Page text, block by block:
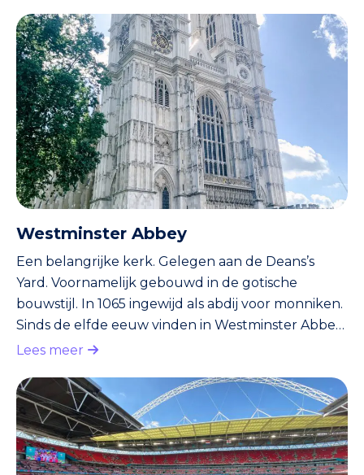
voor het jaar 2000 klaar moeten zijn. Niemand
trouwens in Newcastle die daar nog over zeurt.
Iedereen is trots op de brug, die elke avond in een
andere kleur verlicht wordt. Vlakbij de brug, en
aan de Tyne, vind je het m
Westminster Abbey
Een belangrijke kerk. Gelegen aan de Deans’s
Yard. Voornamelijk gebouwd in de gotische
bouwstijl. In 1065 ingewijd als abdij voor monniken.
Sinds de elfde eeuw vinden in Westminster Abbey
koninklijke begrafenissen, trouwerijen en
beroemdheden begraven, waaronder Charles
Darwin, Charles Dickens en Isaac Newton.
Lees meer